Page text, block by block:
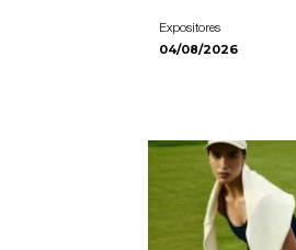
Expositores
04/08/2026